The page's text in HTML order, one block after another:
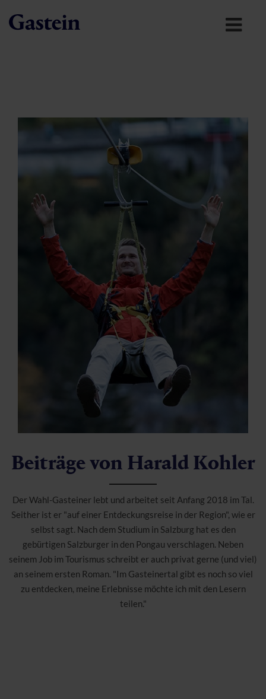
Beiträge von Harald Kohler
Der Wahl-Gasteiner lebt und arbeitet seit Anfang 2018 im Tal.
Seither ist er "auf einer Entdeckungsreise in der Region", wie er
selbst sagt. Nach dem Studium in Salzburg hat es den
gebürtigen Salzburger in den Pongau verschlagen. Neben
seinem Job im Tourismus schreibt er auch privat gerne (und viel)
an seinem ersten Roman. "Im Gasteinertal gibt es noch so viel
zu entdecken, meine Erlebnisse möchte ich mit den Lesern
teilen."